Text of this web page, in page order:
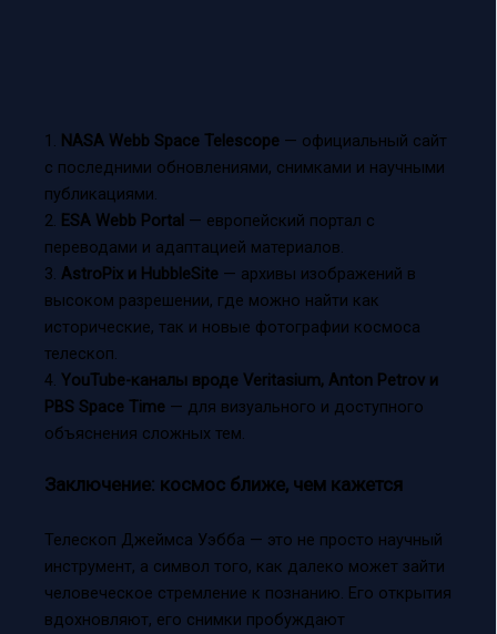
1. NASA Webb Space Telescope— официальный сайт
с последними обновлениями, снимками и научными
публикациями.
2. ESA Webb Portal — европейский портал с
переводами и адаптацией материалов.
3. AstroPix и HubbleSite— архивы изображений в
высоком разрешении, где можно найти как
исторические, так и новые фотографии космоса
телескоп.
4. YouTube-каналы вроде Veritasium, Anton Petrov и
PBS Space Time— для визуального и доступного
объяснения сложных тем.
Заключение: космос ближе, чем кажется
Телескоп Джеймса Уэбба — это не просто научный
инструмент, а символ того, как далеко может зайти
человеческое стремление к познанию. Его открытия
вдохновляют, его снимки пробуждают